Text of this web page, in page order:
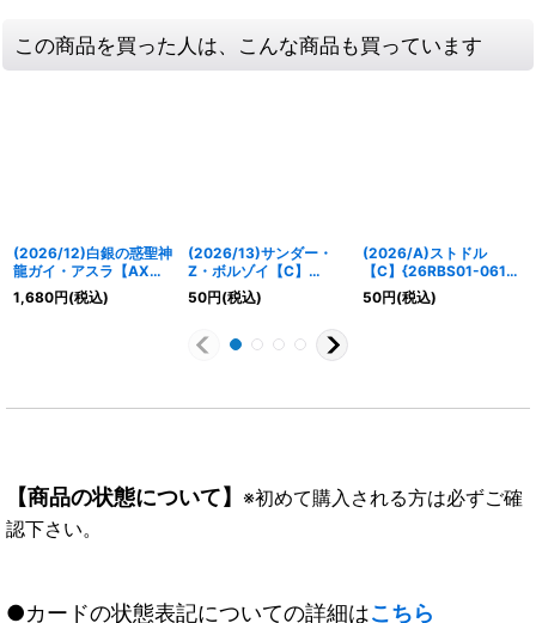
この商品を買った人は、こんな商品も買っています
(2026/12)白銀の惑聖神
龍ガイ・アスラ【AX】
{BS75-AX01}《白》
1,680円(税込)
(2026/13)サンダー・
Z・ボルゾイ【C】
{BS76-004}《赤》
50円(税込)
(2026/A)ストドル
【C】{26RBS01-061}
《黄》
50円(税込)
【商品の状態について】 ※初めて購入される方は必ずご確
認下さい。
●カードの状態表記についての詳細はこちら